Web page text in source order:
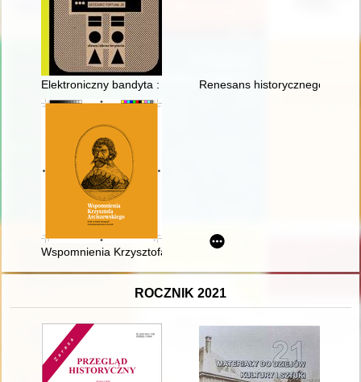
Elektroniczny bandyta : rynek wideo w Polsce okresu
Renesans historycznego
Wspomnienia Krzysztofa Arciszewskiego : Polak w służbie
ROCZNIK 2021